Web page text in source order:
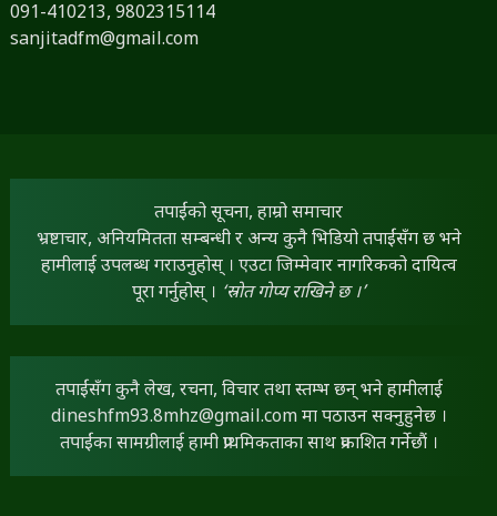
091-410213, 9802315114
sanjitadfm@gmail.com
तपाईंको सूचना, हाम्रो समाचार
भ्रष्टाचार, अनियमितता सम्बन्धी र अन्य कुनै भिडियो तपाईंसँग छ भने
हामीलाई उपलब्ध गराउनुहोस् । एउटा जिम्मेवार नागरिकको दायित्व
पूरा गर्नुहोस् । ‘स्रोत गोप्य राखिने छ ।’
तपाईंसँग कुनै लेख, रचना, विचार तथा स्तम्भ छन् भने हामीलाई
dineshfm93.8mhz@gmail.comमा पठाउन सक्नुहुनेछ ।
तपाईंका सामग्रीलाई हामी प्राथमिकताका साथ प्रकाशित गर्नेछौं ।